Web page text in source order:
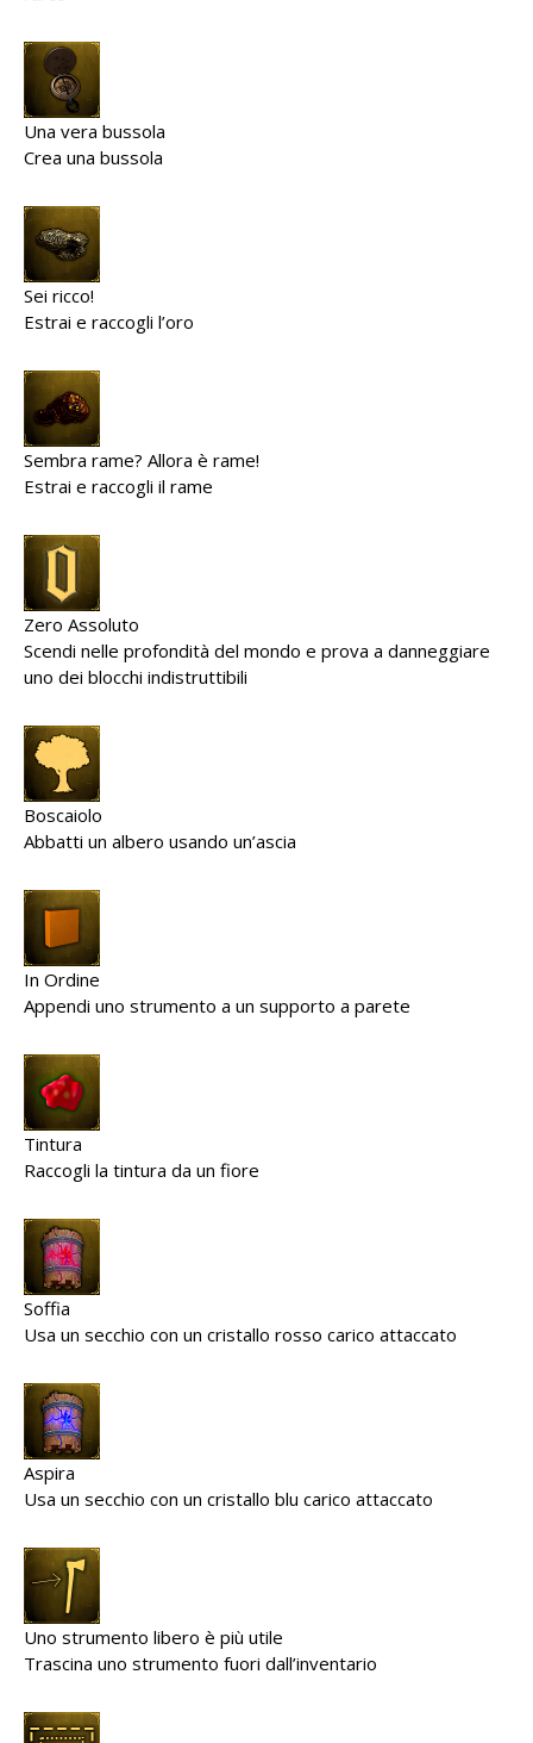
Una vera bussola
Crea una bussola
Sei ricco!
Estrai e raccogli l’oro
Sembra rame? Allora è rame!
Estrai e raccogli il rame
Zero Assoluto
Scendi nelle profondità del mondo e prova a danneggiare
uno dei blocchi indistruttibili
Boscaiolo
Abbatti un albero usando un’ascia
In Ordine
Appendi uno strumento a un supporto a parete
Tintura
Raccogli la tintura da un fiore
Soffia
Usa un secchio con un cristallo rosso carico attaccato
Aspira
Usa un secchio con un cristallo blu carico attaccato
Uno strumento libero è più utile
Trascina uno strumento fuori dall’inventario